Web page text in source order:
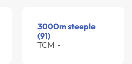
3000m steeple
(91)
TCM -